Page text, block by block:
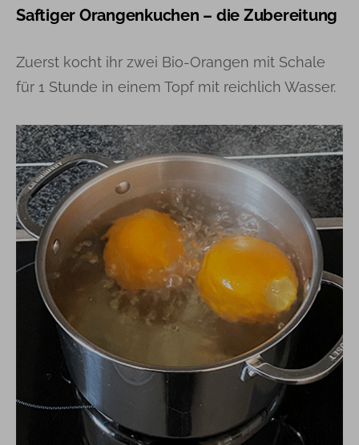
Saftiger Orangenkuchen – die Zubereitung
Zuerst kocht ihr zwei Bio-Orangen mit Schale
für 1 Stunde in einem Topf mit reichlich Wasser.